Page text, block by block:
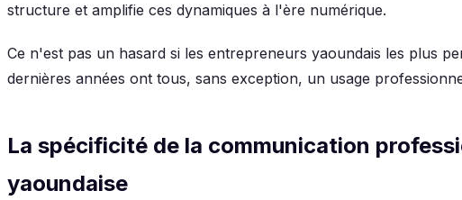
structure et amplifie ces dynamiques à l'ère numérique.
Ce n'est pas un hasard si les entrepreneurs yaoundais les plus
dernières années ont tous, sans exception, un usage
La spécificité de la communication
yaoundaise